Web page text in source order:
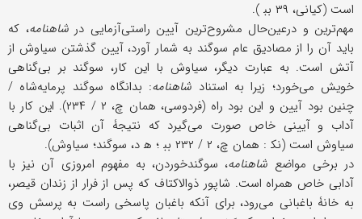
است (کیانی، ۳۹ بب‍‌ ).
مهم‌ترین و درعین‌حال مشروح‌ترین آیین راستی‌آزمایی درشاهنامه، که
باید آن را از مصادیق عام سوگند به شمار آورد، آیین گذشتن سیاوش از
آتش است. به عبارت دیگر، سیاوش با این کار، سوگند بر بی‌گناهی
خویش می‌خورد؛ زیرا به استناد شاهنامه: بدانگاه سوگند پرمایه‌شاه /
چنین بود آیین و این بود راه (فردوسی، همان چ، ۲ / ۲۳۴). این کار با
آداب و آیینی خاص صورت می‌گیرد که نتیجۀ آن اثبات بی‌گناهی
سیاوش است (نک‍ : همان چ، ۲ / ۲۳۲ بب‍ ؛ ه‍ د، سوگند؛ سیاوش).
در برخی مواضع شاهنامه، سوگندخوردن، به مفهوم امروزی آن نیز با
آدابی خاص همراه است. شاپور ذوالاکتاف که پس از فرار از زندان قیصر،
به خانۀ باغبانی می‌رود، برای آنکه باغبان پاسخی راست به پرسش وی